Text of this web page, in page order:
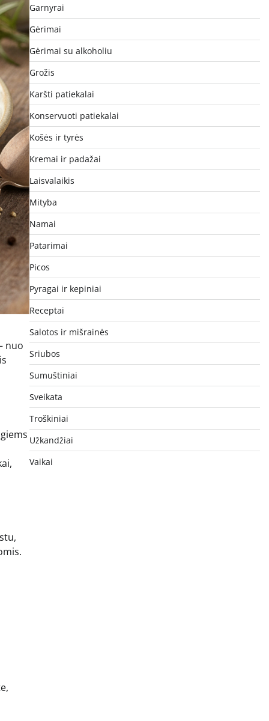
nuo
Garnyrai
Gėrimai
Gėrimai su alkoholiu
Grožis
Karšti patiekalai
Konservuoti patiekalai
Košės ir tyrės
Kremai ir padažai
Laisvalaikis
Mityba
Namai
Patarimai
Picos
Pyragai ir kepiniai
Receptai
Salotos ir mišrainės
Sriubos
Sumuštiniai
Sveikata
Troškiniai
Užkandžiai
Vaikai